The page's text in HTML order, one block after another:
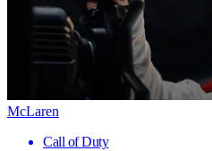
McLaren
Call of Duty